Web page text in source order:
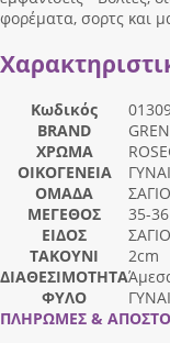
φορέματα, σορτς και
Κωδικός
BRAND
ΧΡΩΜΑ
ΟΙΚΟΓΕΝΕΙΑ
ΟΜΑΔΑ
ΜΕΓΕΘΟΣ
35-36
ΕΙΔΟΣ
ΤΑΚΟΥΝΙ
2cm
ΔΙΑΘΕΣΙΜΟΤΗΤΑ
ΦΥΛΟ
ΠΛΗΡΩΜΕΣ &